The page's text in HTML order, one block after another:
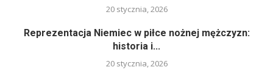
20 stycznia, 2026
Reprezentacja Niemiec w piłce nożnej mężczyzn:
historia i...
20 stycznia, 2026